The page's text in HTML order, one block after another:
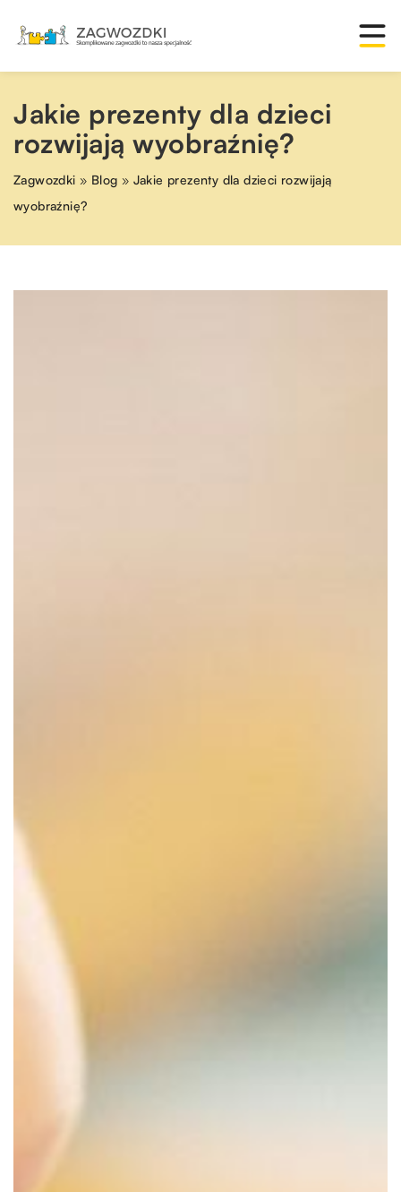
Jakie prezenty dla dzieci
rozwijają wyobraźnię?
Zagwozdki » Blog » Jakie prezenty dla dzieci rozwijają
wyobraźnię?